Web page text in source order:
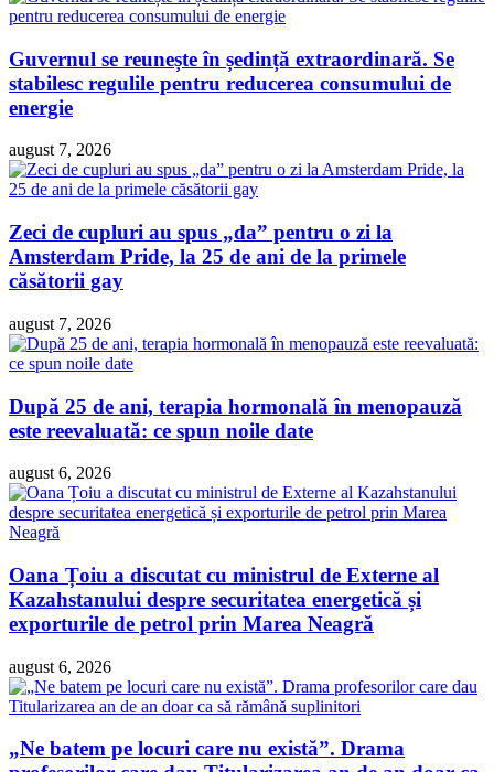
Guvernul se reunește în ședință extraordinară. Se
stabilesc regulile pentru reducerea consumului de
energie
august 7, 2026
Zeci de cupluri au spus „da” pentru o zi la
Amsterdam Pride, la 25 de ani de la primele
căsătorii gay
august 7, 2026
După 25 de ani, terapia hormonală în menopauză
este reevaluată: ce spun noile date
august 6, 2026
Oana Țoiu a discutat cu ministrul de Externe al
Kazahstanului despre securitatea energetică și
exporturile de petrol prin Marea Neagră
august 6, 2026
„Ne batem pe locuri care nu există”. Drama